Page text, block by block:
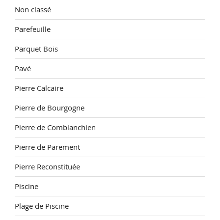
Non classé
Parefeuille
Parquet Bois
Pavé
Pierre Calcaire
Pierre de Bourgogne
Pierre de Comblanchien
Pierre de Parement
Pierre Reconstituée
Piscine
Plage de Piscine